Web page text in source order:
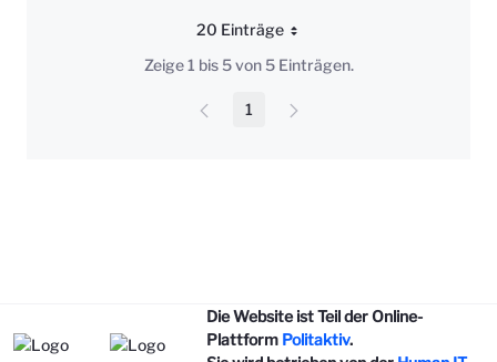
20 Einträge
Pro Seite
Zeige 1 bis 5 von 5 Einträgen.
Seite
1
Die Website ist Teil der Online-
Plattform Politaktiv.